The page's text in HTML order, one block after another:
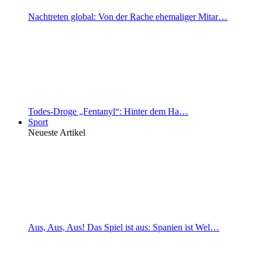
Nachtreten global: Von der Rache ehemaliger Mitar…
Todes-Droge „Fentanyl“: Hinter dem Ha…
Sport
Neueste Artikel
Aus, Aus, Aus! Das Spiel ist aus: Spanien ist Wel…